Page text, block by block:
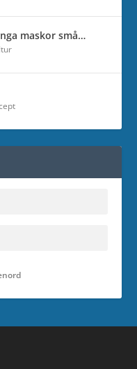
maskor små…